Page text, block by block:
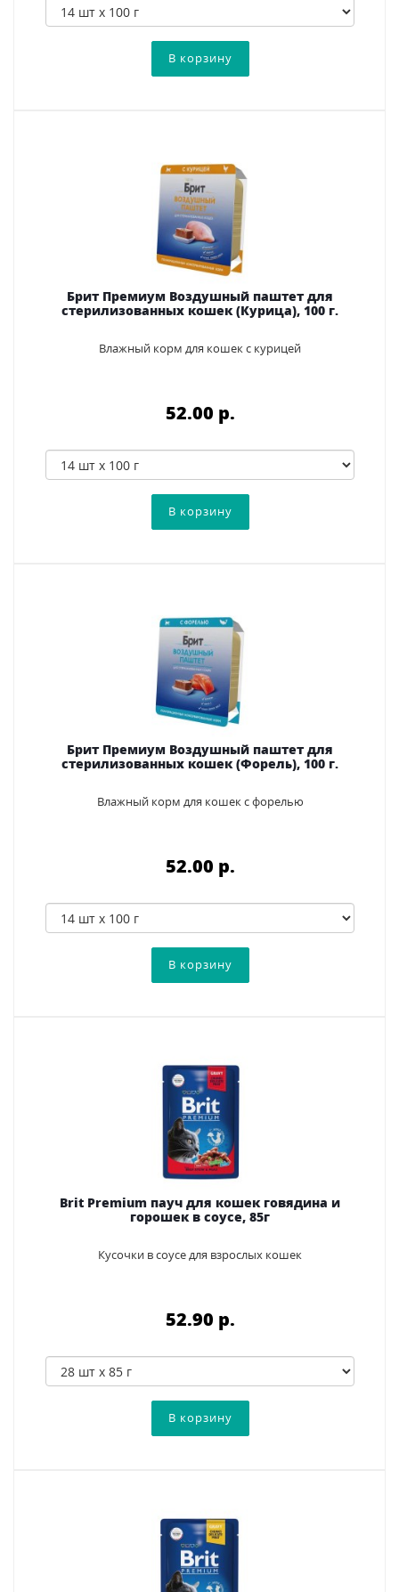
Брит Премиум Воздушный паштет для
стерилизованных кошек (Курица), 100 г.
Влажный корм для кошек с курицей
52.00 p.
Брит Премиум Воздушный паштет для
стерилизованных кошек (Форель), 100 г.
Влажный корм для кошек с форелью
52.00 p.
Brit Premium пауч для кошек говядина и
горошек в соусе, 85г
Кусочки в соусе для взрослых кошек
52.90 p.